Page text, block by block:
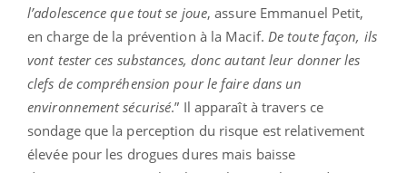
l’adolescence que tout se joue, assure Emmanuel Petit,
en charge de la prévention à la Macif. De toute façon, ils
vont tester ces substances, donc autant leur donner les
clefs de compréhension pour le faire dans un
environnement sécurisé.” Il apparaît à travers ce
sondage que la perception du risque est relativement
élevée pour les drogues dures mais baisse